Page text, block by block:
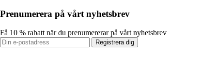
Prenumerera på vårt nyhetsbrev
Få 10 % rabatt när du prenumererar på vårt nyhetsbrev
Registrera dig